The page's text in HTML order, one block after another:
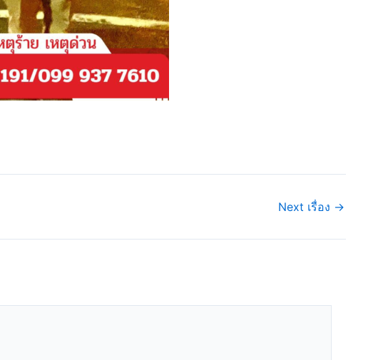
Next เรื่อง →